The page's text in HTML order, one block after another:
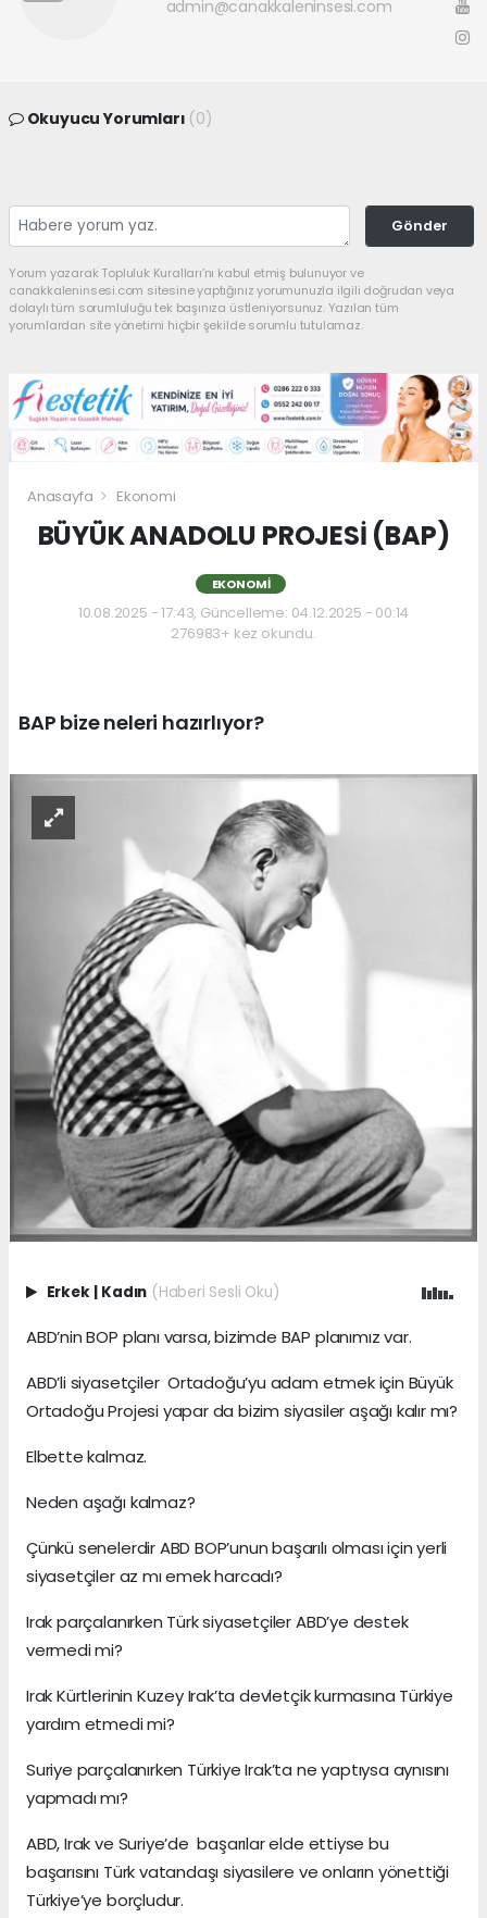
admin@canakkaleninsesi.com
Okuyucu Yorumları (0)
Gönder
Yorum yazarak Topluluk Kuralları’nı kabul etmiş bulunuyor ve
canakkaleninsesi.com sitesine yaptığınız yorumunuzla ilgili doğrudan veya
dolaylı tüm sorumluluğu tek başınıza üstleniyorsunuz. Yazılan tüm
yorumlardan site yönetimi hiçbir şekilde sorumlu tutulamaz.
Anasayfa Ekonomi
BÜYÜK ANADOLU PROJESİ (BAP)
EKONOMI
10.08.2025 - 17:43, Güncelleme: 04.12.2025 - 00:14
276983+ kez okundu.
BAP bize neleri hazırlıyor?
Erkek | Kadın (Haberi Sesli Oku)
ABD’nin BOP planı varsa, bizimde BAP planımız var.
ABD’li siyasetçiler Ortadoğu’yu adam etmek için Büyük
Ortadoğu Projesi yapar da bizim siyasiler aşağı kalır mı?
Elbette kalmaz.
Neden aşağı kalmaz?
Çünkü senelerdir ABD BOP’unun başarılı olması için yerli
siyasetçiler az mı emek harcadı?
Irak parçalanırken Türk siyasetçiler ABD’ye destek
vermedi mi?
Irak Kürtlerinin Kuzey Irak’ta devletçik kurmasına Türkiye
yardım etmedi mi?
Suriye parçalanırken Türkiye Irak’ta ne yaptıysa aynısını
yapmadı mı?
ABD, Irak ve Suriye’de başarılar elde ettiyse bu
başarısını Türk vatandaşı siyasilere ve onların yönettiği
Türkiye’ye borçludur.